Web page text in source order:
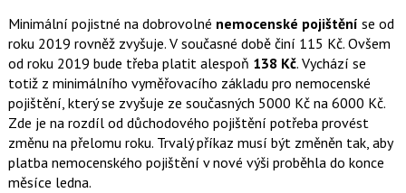
Minimální pojistné na dobrovolné nemocenské pojištění se od
roku 2019 rovněž zvyšuje. V současné době činí 115 Kč. Ovšem
od roku 2019 bude třeba platit alespoň 138 Kč. Vychází se
totiž z minimálního vyměřovacího základu pro nemocenské
pojištění, který se zvyšuje ze současných 5000 Kč na 6000 Kč.
Zde je na rozdíl od důchodového pojištění potřeba provést
změnu na přelomu roku. Trvalý příkaz musí být změněn tak, aby
platba nemocenského pojištění v nové výši proběhla do konce
měsíce ledna.